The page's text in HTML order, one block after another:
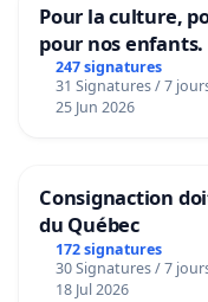
Pour la culture,
pour nos enfants.
247 signatures
31 Signatures / 7
25 Jun 2026
Consignaction
du Québec
172 signatures
30 Signatures / 7
18 Jul 2026